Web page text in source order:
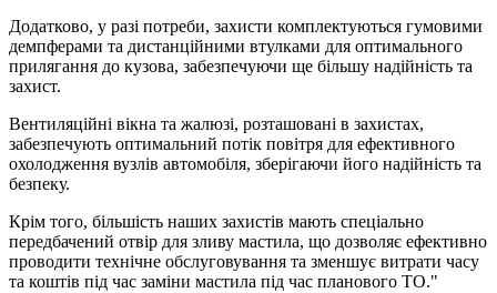
Додатково, у разі потреби, захисти комплектуються гумовими
демпферами та дистанційними втулками для оптимального
прилягання до кузова, забезпечуючи ще більшу надійність та
захист.
Вентиляційні вікна та жалюзі, розташовані в захистах,
забезпечують оптимальний потік повітря для ефективного
охолодження вузлів автомобіля, зберігаючи його надійність та
безпеку.
Крім того, більшість наших захистів мають спеціально
передбачений отвір для зливу мастила, що дозволяє ефективно
проводити технічне обслуговування та зменшує витрати часу
та коштів під час заміни мастила під час планового ТО."